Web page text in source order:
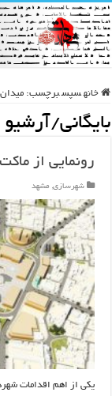
خانه سپس برچسب:
بایگانی/
رونمایی از
شهرسازی, مشهد
یکی از اهم اقدامات